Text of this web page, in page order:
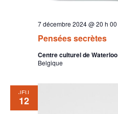
Pensées secrètes
7 décembre 2024 @ 20 h 00
Centre culturel de Waterloo
Belgique
JEU
12